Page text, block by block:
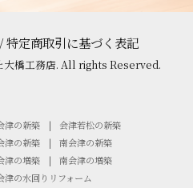
/特定商取引に基づく表記
橋工務店. All rights Reserved.
津の新築
会津若松の新築
津の新築
南会津の新築
津の増築
南会津の増築
津の水回りリフォーム